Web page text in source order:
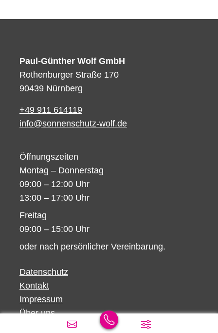
Paul-Günther Wolf GmbH
Rothenburger Straße 170
90439 Nürnberg
+49 911 614119
info@sonnenschutz-wolf.de
Öffnungszeiten
Montag – Donnerstag
09:00 – 12:00 Uhr
13:00 – 17:00 Uhr
Freitag
09:00 – 15:00 Uhr
oder nach persönlicher Vereinbarung.
Datenschutz
Kontakt
Impressum
Über uns